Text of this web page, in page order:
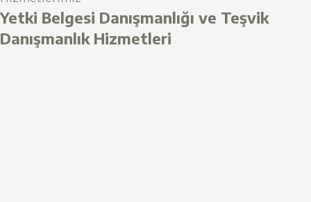
Yetki Belgesi Danışmanlığı ve Teşvik
Danışmanlık Hizmetleri